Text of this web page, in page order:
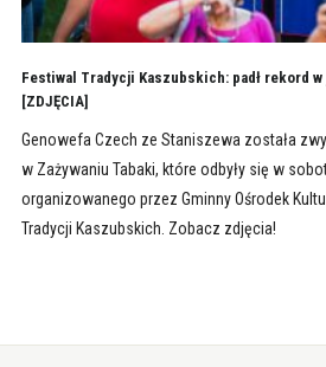
Festiwal Tradycji Kaszubskich: padł rekord
[ZDJĘCIA]
Genowefa Czech ze Staniszewa została
w Zażywaniu Tabaki, które odbyły się w
organizowanego przez Gminny Ośrodek
Tradycji Kaszubskich. Zobacz zdjęcia!